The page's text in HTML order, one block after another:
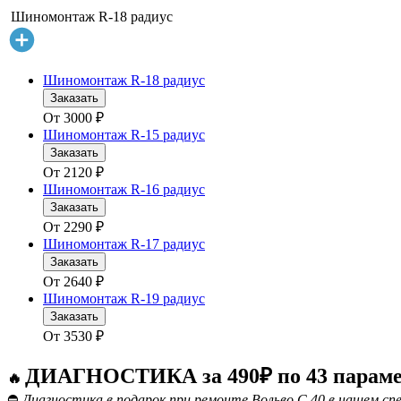
Шиномонтаж R-18 радиус
Шиномонтаж R-18 радиус
Заказать
От 3000 ₽
Шиномонтаж R-15 радиус
Заказать
От 2120 ₽
Шиномонтаж R-16 радиус
Заказать
От 2290 ₽
Шиномонтаж R-17 радиус
Заказать
От 2640 ₽
Шиномонтаж R-19 радиус
Заказать
От 3530 ₽
🔥 ДИАГНОСТИКА за 490₽ по 43